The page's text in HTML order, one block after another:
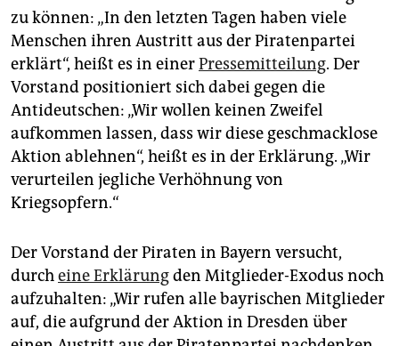
zu können: „In den letzten Tagen haben viele
Menschen ihren Austritt aus der Piratenpartei
erklärt“, heißt es in einerPressemitteilung. Der
Vorstand positioniert sich dabei gegen die
Antideutschen: „Wir wollen keinen Zweifel
aufkommen lassen, dass wir diese geschmacklose
Aktion ablehnen“, heißt es in der Erklärung. „Wir
verurteilen jegliche Verhöhnung von
Kriegsopfern.“
Der Vorstand der Piraten in Bayern versucht,
durcheine Erklärungden Mitglieder-Exodus noch
aufzuhalten: „Wir rufen alle bayrischen Mitglieder
auf, die aufgrund der Aktion in Dresden über